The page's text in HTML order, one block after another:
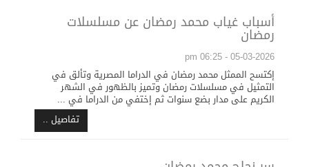
أسباب غياب محمد رمضان عن مسلسلات
رمضان
05-03-2026 - 06:25 pm
إكتسح الممثل محمد رمضان في الدراما المصرية وتألق في
التمثيل في مسلسلات رمضان وتميز بالظهور في الشهر
الكريم على مدار بضع سنوات ثم إختفي من الدراما في ...
تفاصيل ..